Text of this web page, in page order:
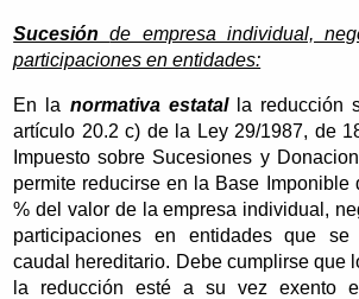
Sucesiónde empresa individual,
participaciones en entidades:
En la normativa estatalla reducción
artículo 20.2 c) de la Ley 29/1987, de
Impuesto sobre Sucesiones y
permite reducirse en la Base Imponible
% del valor de la empresa individual,
participaciones en entidades que se
caudal hereditario. Debe cumplirse que
la reducción esté a su vez exento